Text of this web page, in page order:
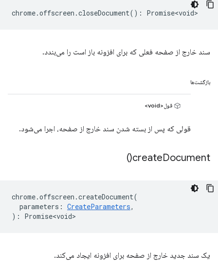
chrome.offscreen .closeDocument() : Promise<void>
سند خارج از صفحه فعلی که برای افزونه باز است را می‌بندد.
بازگشت‌ها
قول<void>
قولی که پس از بسته شدن سند خارج از صفحه، اجرا می‌شود.
createDocument(
)
chrome.offscreen .createDocument(
parameters : CreateParameters,
) : Promise<void>
یک سند جدید خارج از صفحه برای افزونه ایجاد می‌کند.